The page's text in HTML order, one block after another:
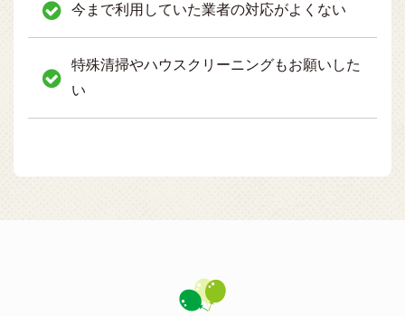
今まで利用していた業者の対応がよくない
特殊清掃やハウスクリーニングもお願いした
い